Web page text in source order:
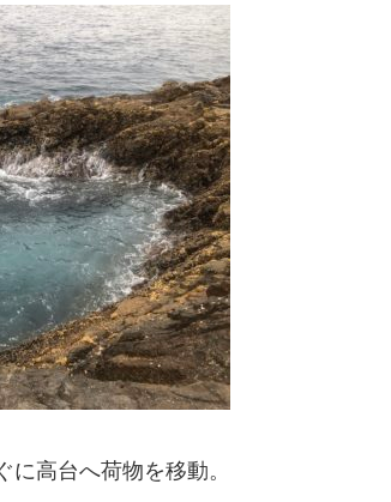
高台へ荷物を移動。